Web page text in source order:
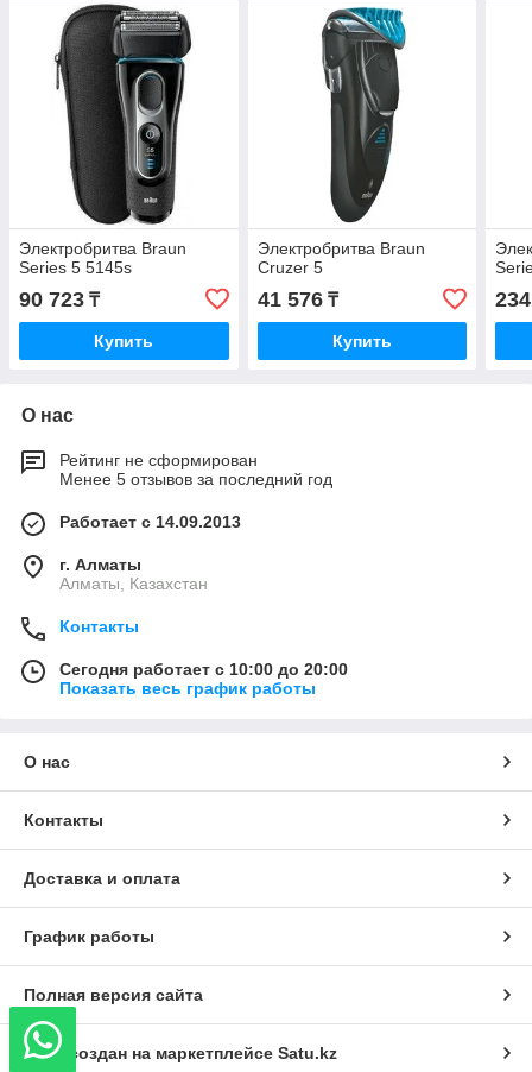
Электробритва Braun
Series 5 5145s
90 723 ₸
Купить
Электробритва Braun
Cruzer 5
41 576₸
Купить
О нас
Рейтинг не сформирован
Менее 5 отзывов за последний год
Работает с 14.09.2013
г. Алматы
Алматы, Казахстан
Контакты
Сегодня работает с 10:00 до 20:00
Показать весь график работы
О нас
Контакты
Доставка и оплата
График работы
Полная версия сайта
Сайт создан на маркетплейсе Satu.kz